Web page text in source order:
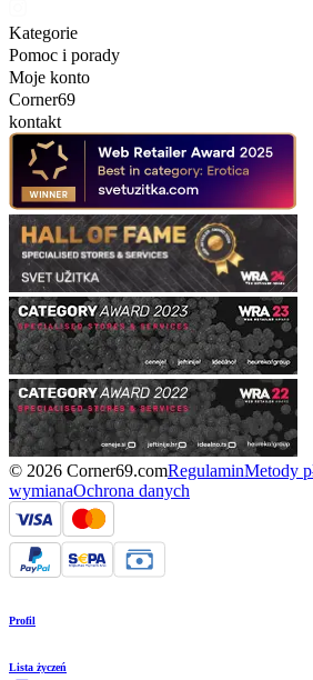
Kategorie
Pomoc i porady
Moje konto
Corner69
kontakt
© 2026 Corner69.comRegulaminMetody
wymianaOchrona danych
Profil
Lista życzeń